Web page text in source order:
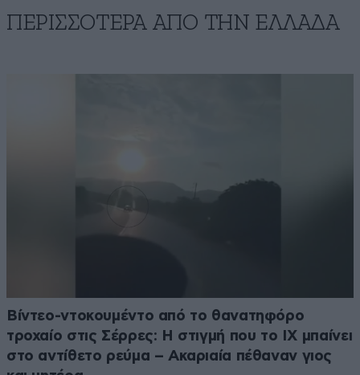
ΠΕΡΙΣΣΟΤΕΡΑ ΑΠΟ ΤΗΝ ΕΛΛΑΔΑ
Βίντεο-ντοκουμέντο από το θανατηφόρο
τροχαίο στις Σέρρες: Η στιγμή που το ΙΧ μπαίνει
στο αντίθετο ρεύμα – Ακαριαία πέθαναν γιος